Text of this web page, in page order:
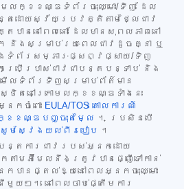
លក្ខខណ្ឌទំព័រចុះឈ្មោះ/ទិញ ដែល
ដោយស្វ័យប្រវត្តិតាមថ្លៃជាវ
ាននៅពេលនោះ ដែលមានសុពលភាពនៅ
ងសម្រាប់រយៈពេលជាវដូចគ្នា ឬ
ទំព័រសម្ភារៈផ្សព្វផ្សាយ/ទិញ
រើប្រាស់ជាវជាបន្តបន្ទាប់ និង
ើលទំព័រទិញសម្រាប់ព័ត៌មាន
តនៅក្រោមលក្ខខណ្ឌទាំងនេះ
កចំពោះ EULA/TOS គោលការណ៍
ខខណ្ឌបញ្ចុះតម្លៃ ។ ប្រសិនបើ
សូមស្វែងយល់ពីរបៀប ។
បន្តការជាវរបស់អ្នកដោយ
មអ៊ីមែលនឹងត្រូវបានផ្ញើទៅកាន់
កបានផ្តល់ឱ្យនៅពេលអ្នកចុះឈ្មោះ
យៗ។ នៅពេលចាប់ផ្តើមការ